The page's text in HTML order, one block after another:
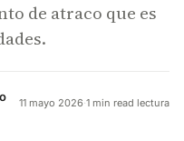
de atraco que es
11 mayo 2026·1 min read lectura